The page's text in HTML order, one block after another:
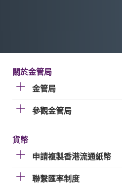
關於金管局
金管局
參觀金管局
貨幣
申請複製香港流通紙幣
聯繫匯率制度